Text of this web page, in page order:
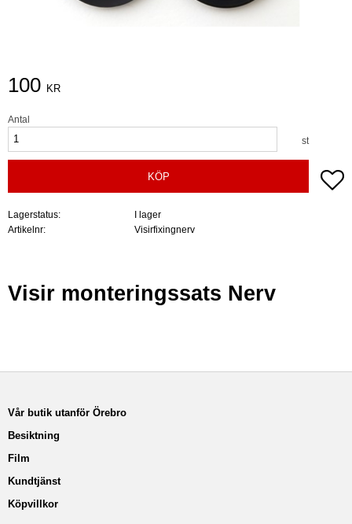
100 KR
Antal
st
KÖP
Lagerstatus
I lager
Artikelnr
Visirfixingnerv
Visir monteringssats Nerv
Vår butik utanför Örebro
Besiktning
Film
Kundtjänst
Köpvillkor